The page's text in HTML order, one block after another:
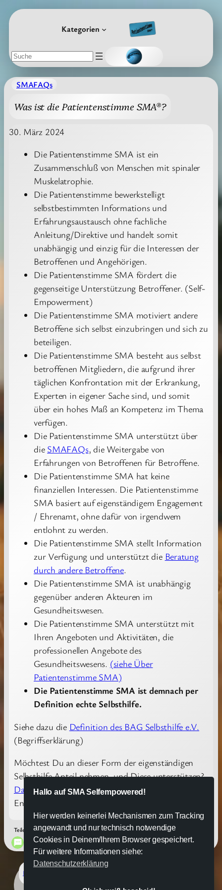
Hallo auf SMA Selfempowered!
Hier werden keinerlei Mechanismen zum Tracking
angewandt und nur technisch notwendige
Cookies in Deinem/Ihrem Browser gespeichert.
Für weitere Informationen siehe:
Datenschutzerklärung
Zum
Inhalt
Kategorien
Suchen
SMAFAQs
Was ist die Patientenstimme SMA®?
30. März 2024
Die Patientenstimme SMA ist ein
Zusammenschluß von Menschen mit spinaler
Muskelatrophie.
Die Patientenstimme bewerkstelligt
selbstbestimmten Informations und
Erfahrungsaustausch ohne fachliche
Anleitung/Direktive und handelt somit
unabhängig und einzig für die Interessen der
Betroffenen und Angehörigen.
Die Patientenstimme SMA fördert die
gegenseitige Unterstützung Betroffener. (Self-
Empowerment)
Die Patientenstimme SMA motiviert andere
Betroffene sich selbst einzubringen und sich zu
beteiligen.
Die Patientenstimme SMA besteht aus selbst
betroffenen Mitgliedern, die aufgrund ihrer
täglichen Konfrontation mit der Erkrankung,
Experten in eigener Sache sind, und somit
über ein hohes Maß an Kompetenz im Thema
verfügen.
Die Patientenstimme SMA unterstützt über
die SMAFAQs, die Weitergabe von
Erfahrungen von Betroffenen für Betroffene.
Die Patientenstimme SMA hat keine
finanziellen Interessen. Die Patientenstimme
SMA basiert auf eigenständigem Engagement
/ Ehrenamt, ohne dafür von irgendwem
entlohnt zu werden.
Die Patientenstimme SMA stellt Information
zur Verfügung und unterstützt die Beratung
durch andere Betroffene.
Die Patientenstimme SMA ist unabhängig
gegenüber anderen Akteuren im
Gesundheitswesen.
Die Patientenstimme SMA unterstützt mit
Ihren Angeboten und Aktivitäten, die
professionellen Angebote des
Gesundheitswesens. (siehe Über
Patientenstimme SMA)
Die Patientenstimme SMA ist demnach per
Definition echte Selbsthilfe.
Siehe dazu die Definition des BAG Selbsthilfe e.V.
(Begriffserklärung)
Möchtest Du an dieser Form der eigenständigen
Selbsthilfe Anteil nehmen, und Diese unterstützen?
Dann melde Dich gernoder unterstütze das
Engagement auf eine Dir passende Weise.
Teilen in:
Impressum